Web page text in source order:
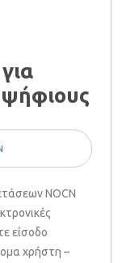
NOCN
είσοδο
χρήστη –